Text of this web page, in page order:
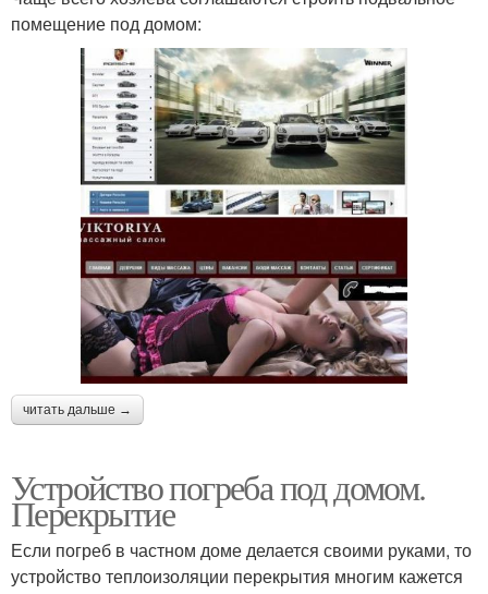
помещение под домом:
читать дальше →
Устройство погреба под домом.
Перекрытие
Если погреб в частном доме делается своими руками, то
устройство теплоизоляции перекрытия многим кажется